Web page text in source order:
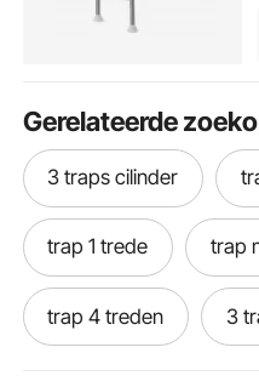
Gerelateerde
3 traps cilinder
trap 1 trede trap
trap 4 treden 3